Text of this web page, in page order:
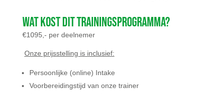
Wat kost dit trainingsprogramma?
€1095,- per deelnemer
Onze prijsstelling is inclusief:
Persoonlijke (online) Intake
Voorbereidingstijd van onze trainer